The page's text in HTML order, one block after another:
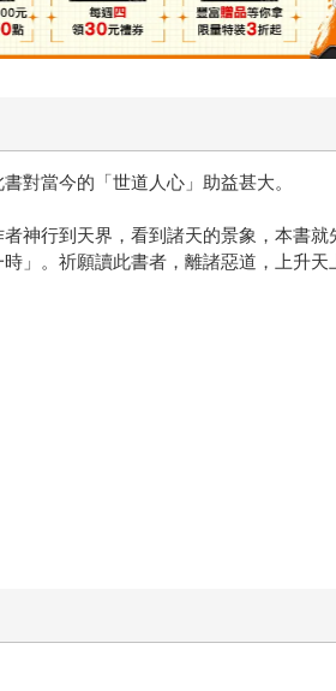
對當今的「世道人心」助益甚大。
神行到天界，看到諸天的景象，本書
」。祈願讀此書者，離諸惡道，上升天